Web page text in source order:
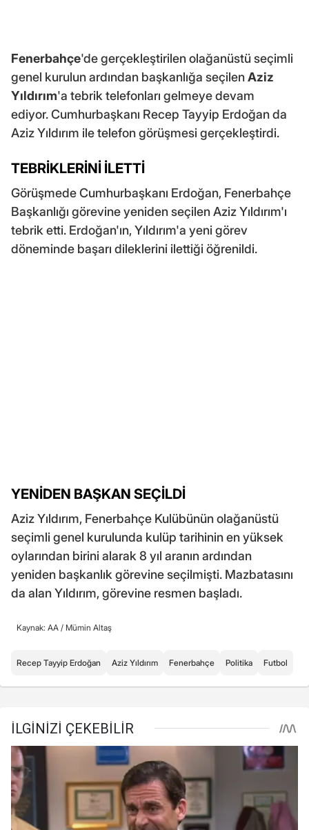
Fenerbahçe'de gerçekleştirilen olağanüstü seçimli
genel kurulun ardından başkanlığa seçilenAziz
Yıldırım'a tebrik telefonları gelmeye devam
ediyor. Cumhurbaşkanı Recep Tayyip Erdoğan da
Aziz Yıldırım ile telefon görüşmesi gerçekleştirdi.
TEBRİKLERİNİ İLETTİ
Görüşmede Cumhurbaşkanı Erdoğan, Fenerbahçe
Başkanlığı görevine yeniden seçilen Aziz Yıldırım'ı
tebrik etti. Erdoğan'ın, Yıldırım'a yeni görev
döneminde başarı dileklerini ilettiği öğrenildi.
YENİDEN BAŞKAN SEÇİLDİ
Aziz Yıldırım, Fenerbahçe Kulübünün olağanüstü
seçimli genel kurulunda kulüp tarihinin en yüksek
oylarından birini alarak 8 yıl aranın ardından
yeniden başkanlık görevine seçilmişti. Mazbatasını
da alan Yıldırım, görevine resmen başladı.
Kaynak: AA / Mümin Altaş
Recep Tayyip Erdoğan Aziz Yıldırım Fenerbahçe Politika Futbol